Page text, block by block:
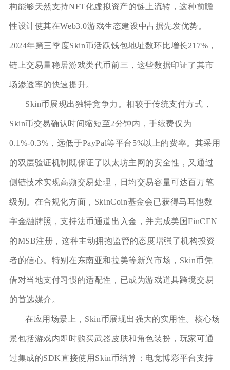
构能够天然支持NFT化虚拟资产的链上流转，这种前瞻
性设计使其在Web3.0游戏生态建设中占据先发优势。
2024年第三季度Skin币活跃钱包地址数环比增长217%，
链上交易量稳居游戏类代币前三，这些数据印证了其市
场渗透率的快速提升。
Skin币展现出独特竞争力。相较于传统支付方式，
Skin币交易确认时间缩短至2分钟内，手续费仅为
0.1%-0.3%，远低于PayPal等平台5%以上的费率。其采用
的双层验证机制既保证了以太坊主网的安全性，又通过
侧链技术实现高频交易处理，日均交易容量可达百万笔
级别。在合规化方面，SkinCoin基金会已获得马耳他数
字金融牌照，支持法币通道出入金，并完成美国FinCEN
的MSB注册，这种主动拥抱监管的态度增强了机构投资
者的信心。特别在东南亚和拉美等新兴市场，Skin币凭
借对当地支付习惯的适配性，已成为游戏道具跨境交易
的首选媒介。
在应用场景上，Skin币展现出强大的实用性。核心场
景包括游戏内即时购买武器皮肤和角色装扮，玩家可通
过集成的SDK直接使用Skin币结算；电竞博彩平台支持